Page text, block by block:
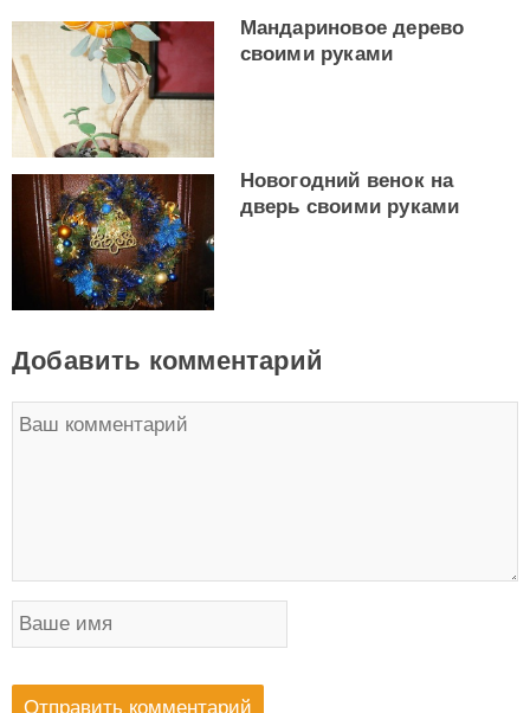
Мандариновое дерево
своими руками
Новогодний венок на
дверь своими руками
Добавить комментарий